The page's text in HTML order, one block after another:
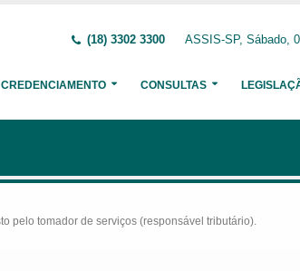
(18) 3302 3300 ASSIS-SP, Sábado,
CREDENCIAMENTO CONSULTAS
pelo tomador de serviços (responsável tributário).